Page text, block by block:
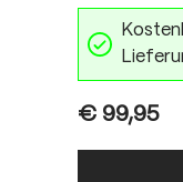
€ 99,95